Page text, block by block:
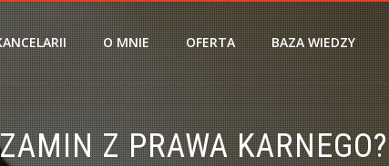
O MNIE OFERTA BAZA WIEDZY
Z PRAWA KARNEGO?